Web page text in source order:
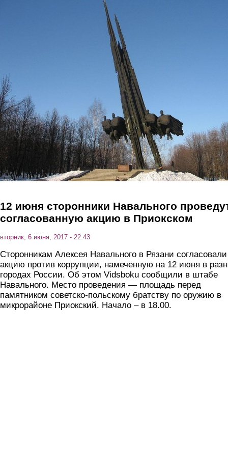
Перейти к основному содержанию
12 июня сторонники Навального
согласованную акцию в Приокском
вторник, 6 июня, 2017 - 22:43
Сторонникам Алексея Навального в Рязани согласовали
акцию против коррупции, намеченную на 12 июня в
городах России. Об этом Vidsboku сообщили в штабе
Навального. Место проведения — площадь перед
памятником советско-польскому братству по оружию в
микрорайоне Приокский. Начало – в 18.00.